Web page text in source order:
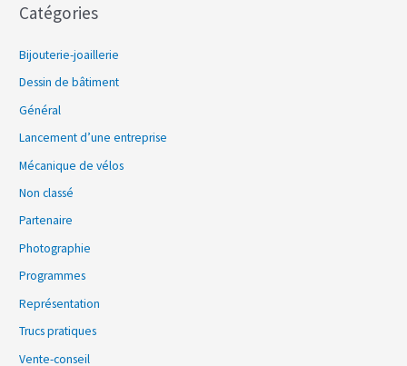
Catégories
Bijouterie-joaillerie
Dessin de bâtiment
Général
Lancement d’une entreprise
Mécanique de vélos
Non classé
Partenaire
Photographie
Programmes
Représentation
Trucs pratiques
Vente-conseil